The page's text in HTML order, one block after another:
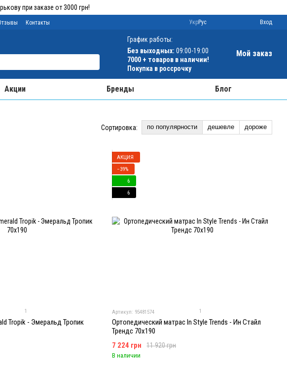
при заказе от 3000 грн!
Контакты УкрРус Вход
График работы:
Без выходных: 09:00-19:00
7000 + товаров в наличии!
Покупка в россрочку
Мой заказ
Акции Бренды Блог
Сортировка: по популярности дешевле дороже
1
Tropik - Эмеральд Тропик
АКЦИЯ
−39%
6
6
Артикул: 95481574 1
Ортопедический матрас In Style Trends - Ин Стайл
Трендс 70x190
11 920 грн
7 224 грн
В наличии